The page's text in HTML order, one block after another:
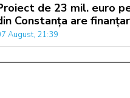
de 23 mil. euro
Constanța are
August, 21:39